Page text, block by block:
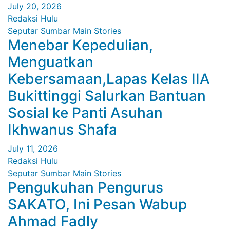
July 20, 2026
Redaksi Hulu
Seputar Sumbar Main Stories
Menebar Kepedulian,
Menguatkan
Kebersamaan,Lapas Kelas IIA
Bukittinggi Salurkan Bantuan
Sosial ke Panti Asuhan
Ikhwanus Shafa
July 11, 2026
Redaksi Hulu
Seputar Sumbar Main Stories
Pengukuhan Pengurus
SAKATO, Ini Pesan Wabup
Ahmad Fadly